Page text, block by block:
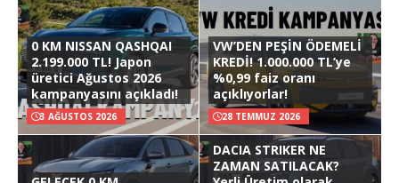
0 KM NISSAN QASHQAI
2.199.000 TL! Japon
üretici Ağustos 2026
kampanyasını açıkladı!
3 AĞUSTOS 2026
VW’DEN PEŞİN ÖDEMELİ
KREDİ! 1.000.000 TL’ye
%0,99 faiz oranı
açıklıyorlar!
28 TEMMUZ 2026
DACIA STRIKER NE
ZAMAN SATILACAK?